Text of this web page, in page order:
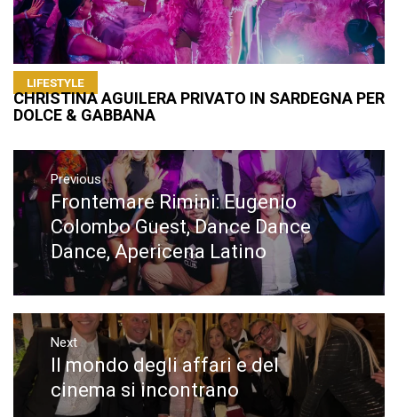
LIFESTYLE
CHRISTINA AGUILERA PRIVATO IN SARDEGNA PER
DOLCE & GABBANA
Navigazione
articoli
Previous
Previous
post:
Frontemare Rimini: Eugenio
Colombo Guest, Dance Dance
Dance, Apericena Latino
Next
Next
post:
Il mondo degli affari e del
cinema si incontrano